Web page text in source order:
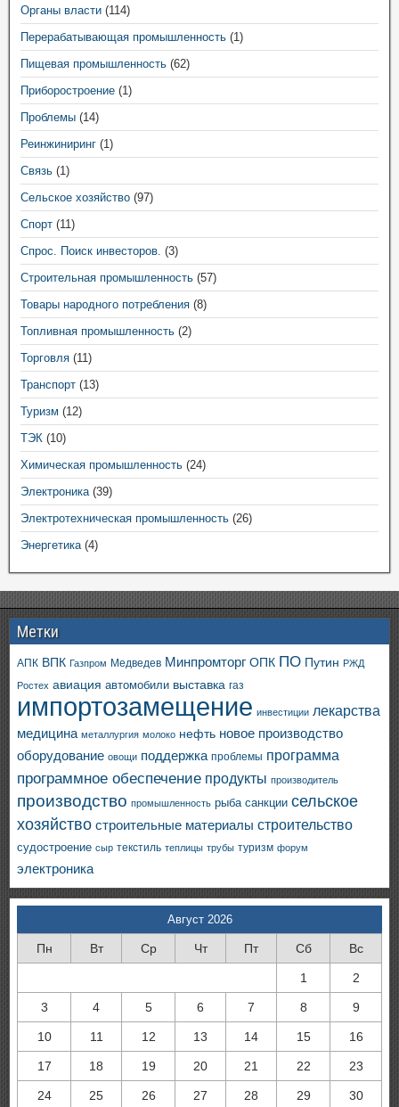
Органы власти (114)
Перерабатывающая промышленность (1)
Пищевая промышленность (62)
Приборостроение (1)
Проблемы (14)
Реинжиниринг (1)
Связь (1)
Сельское хозяйство (97)
Спорт (11)
Спрос. Поиск инвесторов. (3)
Строительная промышленность (57)
Товары народного потребления (8)
Топливная промышленность (2)
Торговля (11)
Транспорт (13)
Туризм (12)
ТЭК (10)
Химическая промышленность (24)
Электроника(39)
Электротехническая промышленность (26)
Энергетика(4)
Метки
АПК ВПК Газпром Медведев Минпромторг ОПК ПО Путин РЖД
Ростех авиация автомобили выставка газ
импортозамещение инвестиции лекарства
медицина металлургия молоко нефть новое производство
оборудование овощи поддержка проблемы программа
программное обеспечение продукты производитель
производство промышленность рыба санкции сельское
хозяйство строительные материалы строительство
судостроение сыр текстиль теплицы трубы туризм форум
электроника
Август 2026
Пн Вт Ср Чт Пт Сб Вс
1 2
3 4 5 6 7 8 9
10 11 12 13 14 15 16
17 18 19 20 21 22 23
24 25 26 27 28 29 30